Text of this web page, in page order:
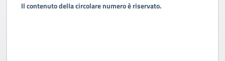
Il contenuto della circolare numero è riservato.